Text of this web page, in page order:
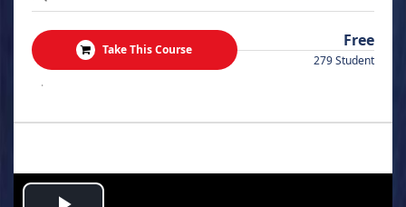
Take This Course Free
279 Student
.